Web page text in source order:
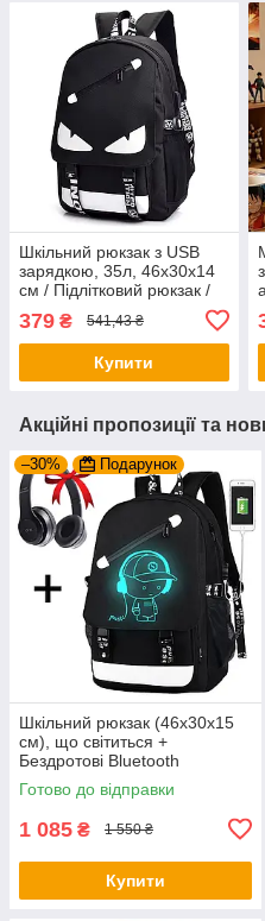
Шкільний рюкзак з USB
зарядкою, 35л, 46х30х14
см / Підлітковий рюкзак /
379 ₴ 541,43 ₴
Купити
Акційні пропозиції та
–30% Подарунок
Шкільний рюкзак (46х30х15
см), що світиться +
Бездротові Bluetooth
навушники P47 з MP3
плеєром
Готово до відправки
1 085 ₴ 1 550 ₴
Купити